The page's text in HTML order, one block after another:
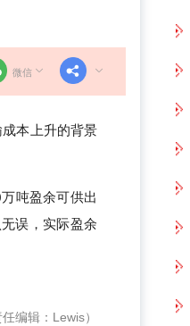
微信
本上升的背景
吨盈余可供出
误，实际盈余
任编辑：Lewis）